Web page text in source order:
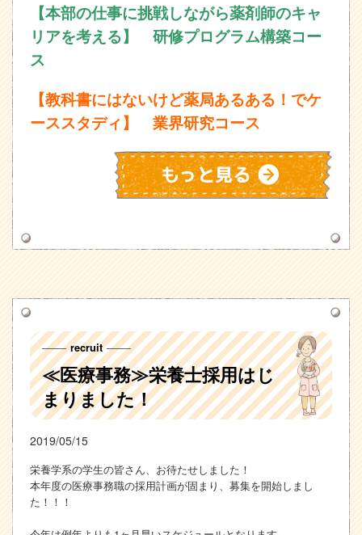
【本部の仕事に挑戦しながら薬剤師のキャ
リアを考える】 研修プログラム構築コー
ス
【教科書にはないけど薬局あるある！でケ
ーススタディ】 業界研究コース
recruit
≪医療事務≫栄養士採用はじ
まりました！
2019/05/15
栄養学系の学生の皆さん、お待たせしました！
本年度の医療事務職の採用計画が固まり、募集を開始しまし
た！！！